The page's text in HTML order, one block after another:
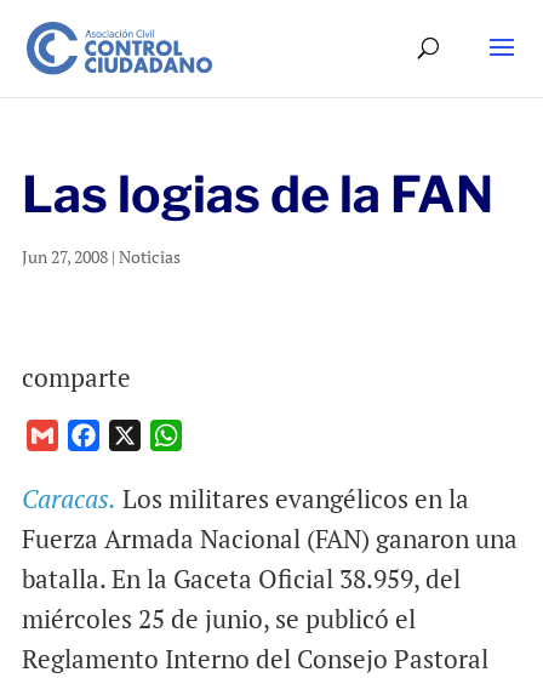
Las logias de la FAN
Jun 27, 2008| Noticias
comparte
a
i
c
o
o
k
a
t
A
p
p
Caracas. Los militares evangélicos en la
Fuerza Armada Nacional (FAN) ganaron una
batalla. En la Gaceta Oficial 38.959, del
miércoles 25 de junio, se publicó el
Reglamento Interno del Consejo Pastoral